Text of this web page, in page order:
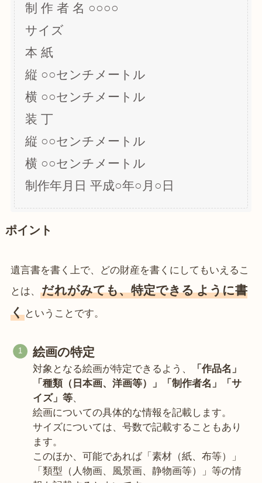
制 作 者 名 ○○○○
サイズ
本 紙
縦 ○○センチメートル
横 ○○センチメートル
装 丁
縦 ○○センチメートル
横 ○○センチメートル
制作年月日 平成○年○月○日
ポイント
遺言書を書く上で、どの財産を書くにしてもいえるこ
とは、
だれがみても、特定できるように書
くということです。
絵画の特定
対象となる絵画が特定できるよう、
「作品名」
「種類（日本画、洋画等）」「制作者名」「サ
イズ」等、
絵画についての具体的な情報を記載します。
サイズについては、号数で記載することもあり
ます。
このほか、可能であれば「素材（紙、布等）」
「類型（人物画、風景画、静物画等）」等の情